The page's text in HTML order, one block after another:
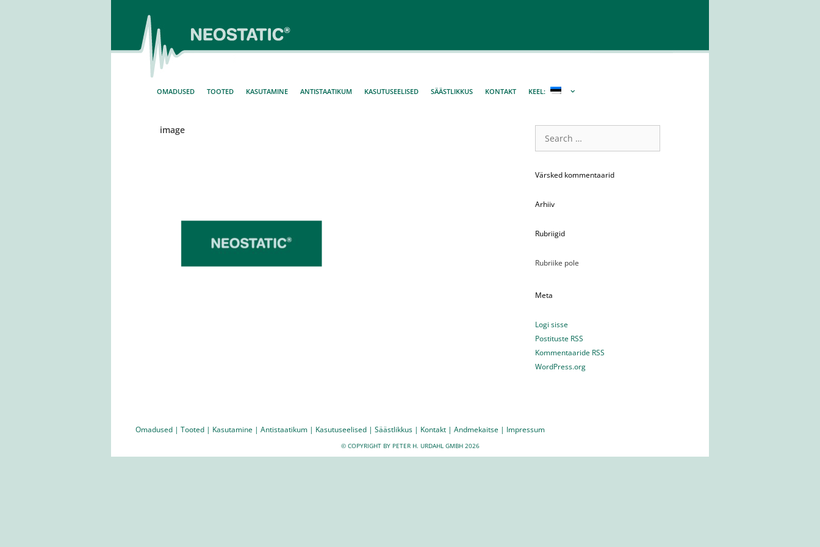
OMADUSED TOOTED KASUTAMINE ANTISTAATIKUM KASUTUSEELISED SÄÄSTLIKKUS KONTAKT KEEL:
image
for:
Värsked kommentaarid
Arhiiv
Rubriigid
Rubriike pole
Meta
Logi sisse
Postituste RSS
Kommentaaride RSS
WordPress.org
Omadused | Tooted | Kasutamine | Antistaatikum | Kasutuseelised | Säästlikkus | Kontakt | Andmekaitse | Impressum
© COPYRIGHT BY PETER H. URDAHL GMBH 2026